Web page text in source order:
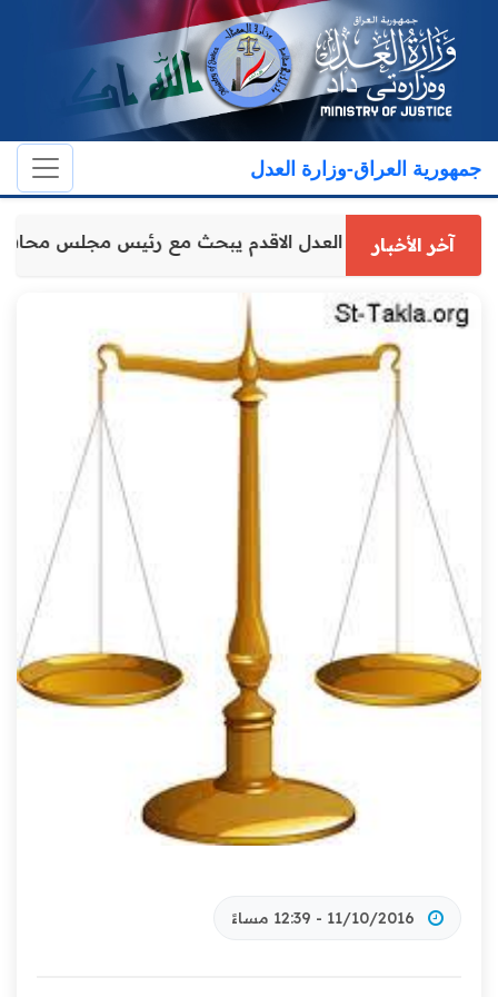
جمهورية العراق-وزارة العدل
آخر الأخباروكيل وزارة العدل الاقدم يبحث مع رئيس مجلس
11/10/2016 - 12:39 مساءً